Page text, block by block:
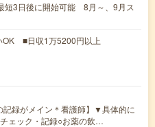
3日後に開始可能 8月～、9月ス
■日収1万5200円以上
記録がメイン＊看護師】▼具体的に
ェック・記録○お薬の飲…